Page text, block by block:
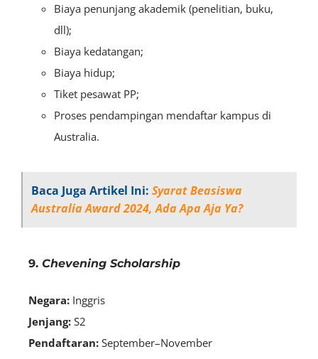
Biaya penunjang akademik (penelitian, buku,
dll);
Biaya kedatangan;
Biaya hidup;
Tiket pesawat PP;
Proses pendampingan mendaftar kampus di
Australia.
Baca Juga Artikel Ini: Syarat Beasiswa
Australia Award 2024, Ada Apa Aja Ya?
9. Chevening Scholarship
Negara: Inggris
Jenjang: S2
Pendaftaran: September–November